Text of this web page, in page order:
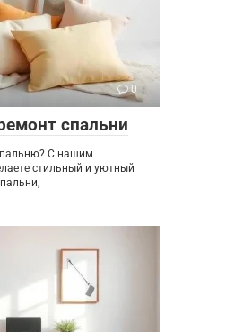
0
спальни
С нашим
стильный и уютный